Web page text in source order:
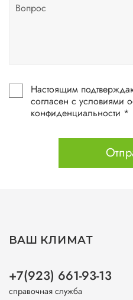
Настоящим
согласен с условиями оферты и политики
конфиденциальности *
ВАШ КЛИМАТ
+7(923) 661-93-13
справочная служба